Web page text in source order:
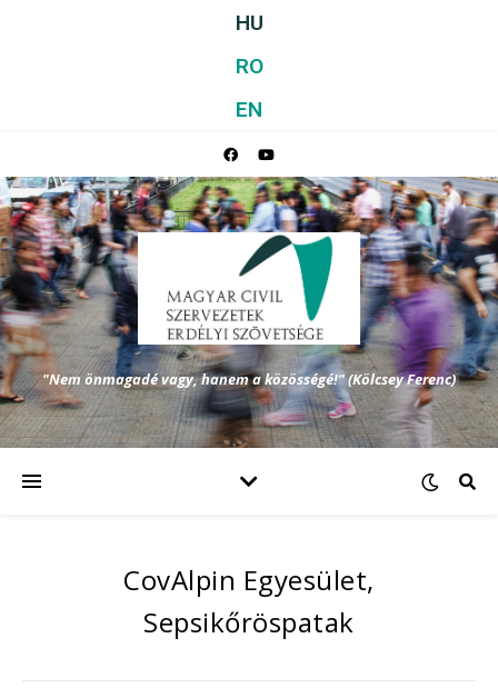
HU
RO
EN
"Nem önmagadé vagy, hanem a közösségé!" (Kölcsey Ferenc)
CovAlpin Egyesület,
Sepsikőröspatak